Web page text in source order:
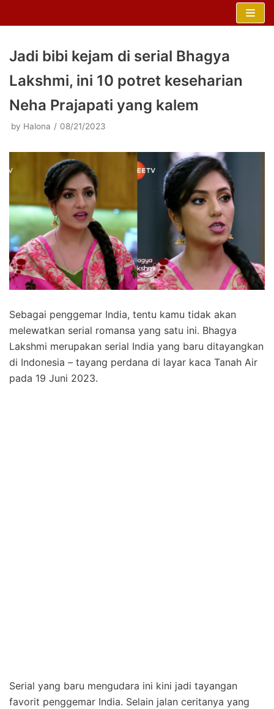
Jadi bibi kejam di serial Bhagya
Lakshmi, ini 10 potret keseharian
Neha Prajapati yang kalem
by Halona 08/21/2023
Sebagai penggemar India, tentu kamu tidak akan
melewatkan serial romansa yang satu ini. Bhagya
Lakshmi merupakan serial India yang baru ditayangkan
di Indonesia – tayang perdana di layar kaca Tanah Air
pada 19 Juni 2023.
Serial yang baru mengudara ini kini jadi tayangan
favorit penggemar India. Selain jalan ceritanya yang